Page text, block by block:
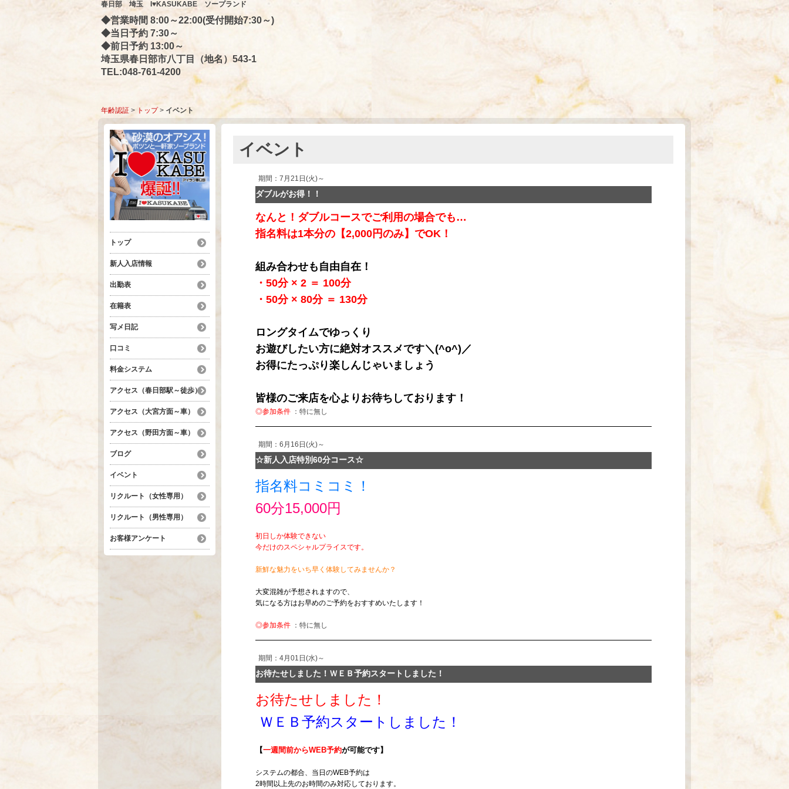
春日部 埼玉 I♥KASUKABE ソープランド
◆営業時間 8:00～22:00(受付開始7:30～)
◆当日予約 7:30～
◆前日予約 13:00～
埼玉県春日部市八丁目（地名）543-1
TEL:048-761-4200
年齢認証 > トップ> イベント
トップ
新人入店情報
出勤表
在籍表
写メ日記
口コミ
料金システム
アクセス（春日部駅～徒歩）
アクセス（大宮方面～車）
アクセス（野田方面～車）
ブログ
イベント
リクルート（女性専用）
リクルート（男性専用）
お客様アンケート
イベント
期間：7月21日(火)～
ダブルがお得！！
なんと！ダブルコースでご利用の場合でも…
指名料は1本分の【2,000円のみ】でOK！
組み合わせも自由自在！
・50分 × 2 ＝ 100分
・50分 × 80分 ＝ 130分
ロングタイムでゆっくり
お遊びしたい方に絶対オススメです＼(^o^)／
お得にたっぷり楽しんじゃいましょう
皆様のご来店を心よりお待ちしております！
◎参加条件：特に無し
期間：6月16日(火)～
☆新人入店特別60分コース☆
指名料コミコミ！
60分15,000円
初日しか体験できない
今だけのスペシャルプライスです。
新鮮な魅力をいち早く体験してみませんか？
大変混雑が予想されますので、
気になる方はお早めのご予約をおすすめいたします！
◎参加条件：特に無し
期間：4月01日(水)～
お待たせしました！ＷＥＢ予約スタートしました！
お待たせしました！
ＷＥＢ予約スタートしました！
【一週間前からWEB予約が可能です】
システムの都合、当日のWEB予約は
2時間以上先のお時間のみ対応しております。